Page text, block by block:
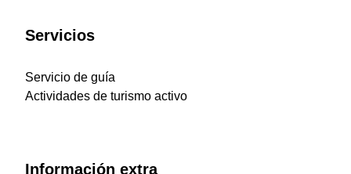
Servicios
Servicio de guía
Actividades de turismo activo
Información extra